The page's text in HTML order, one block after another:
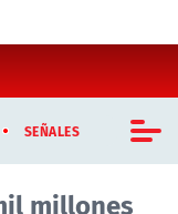
SEÑALES
millones